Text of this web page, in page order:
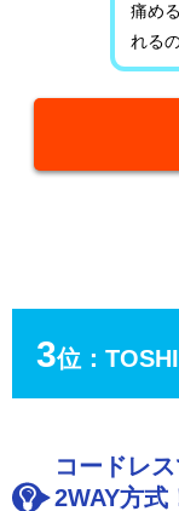
痛め
れる
3位：
コードレ
2WAY方式